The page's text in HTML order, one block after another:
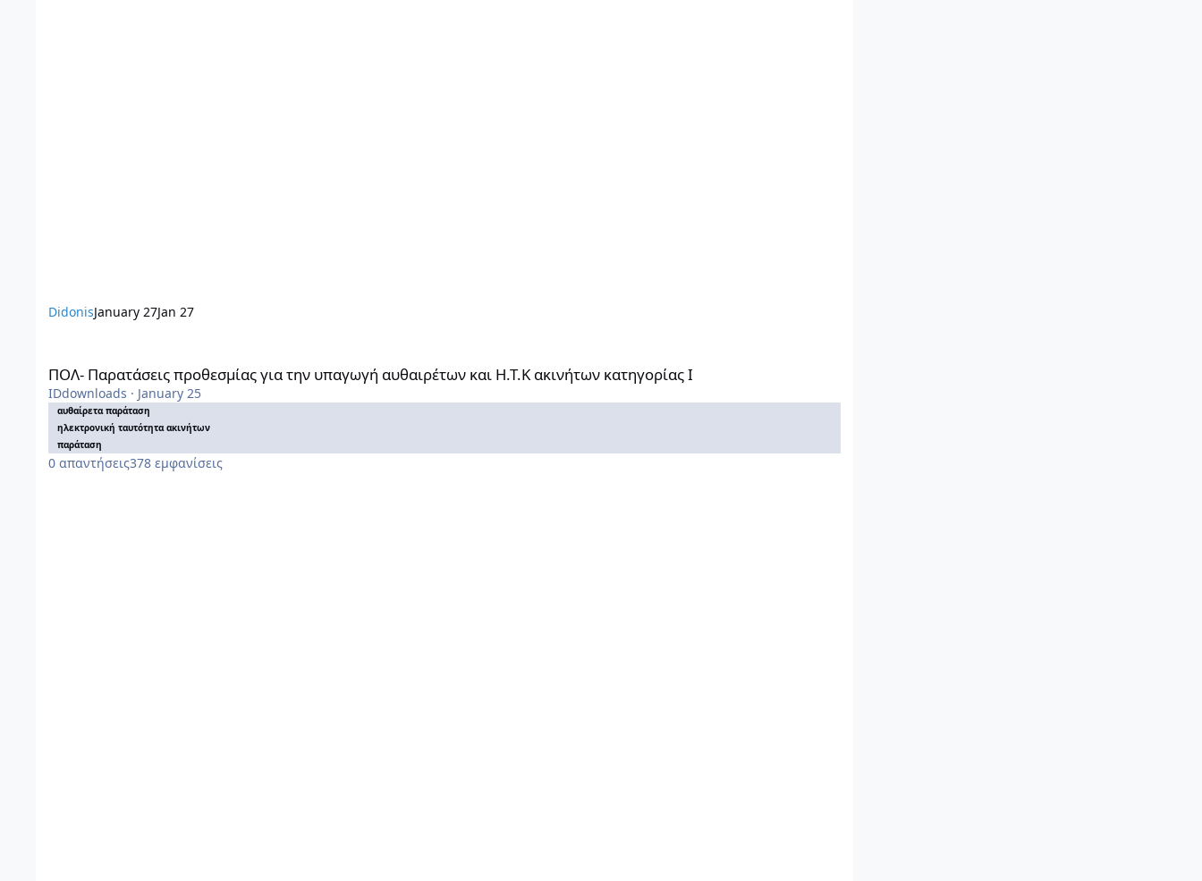
DidonisJanuary 27Jan 27
ΠΟΛ- Παρατάσεις προθεσμίας για την υπαγωγή αυθαιρέτων και Η.Τ.Κ ακινήτων κατηγορίας Ι
IDdownloads · January 25
αυθαίρετα παράταση
ηλεκτρονική ταυτότητα ακινήτων
παράταση
0 απαντήσεις378 εμφανίσεις